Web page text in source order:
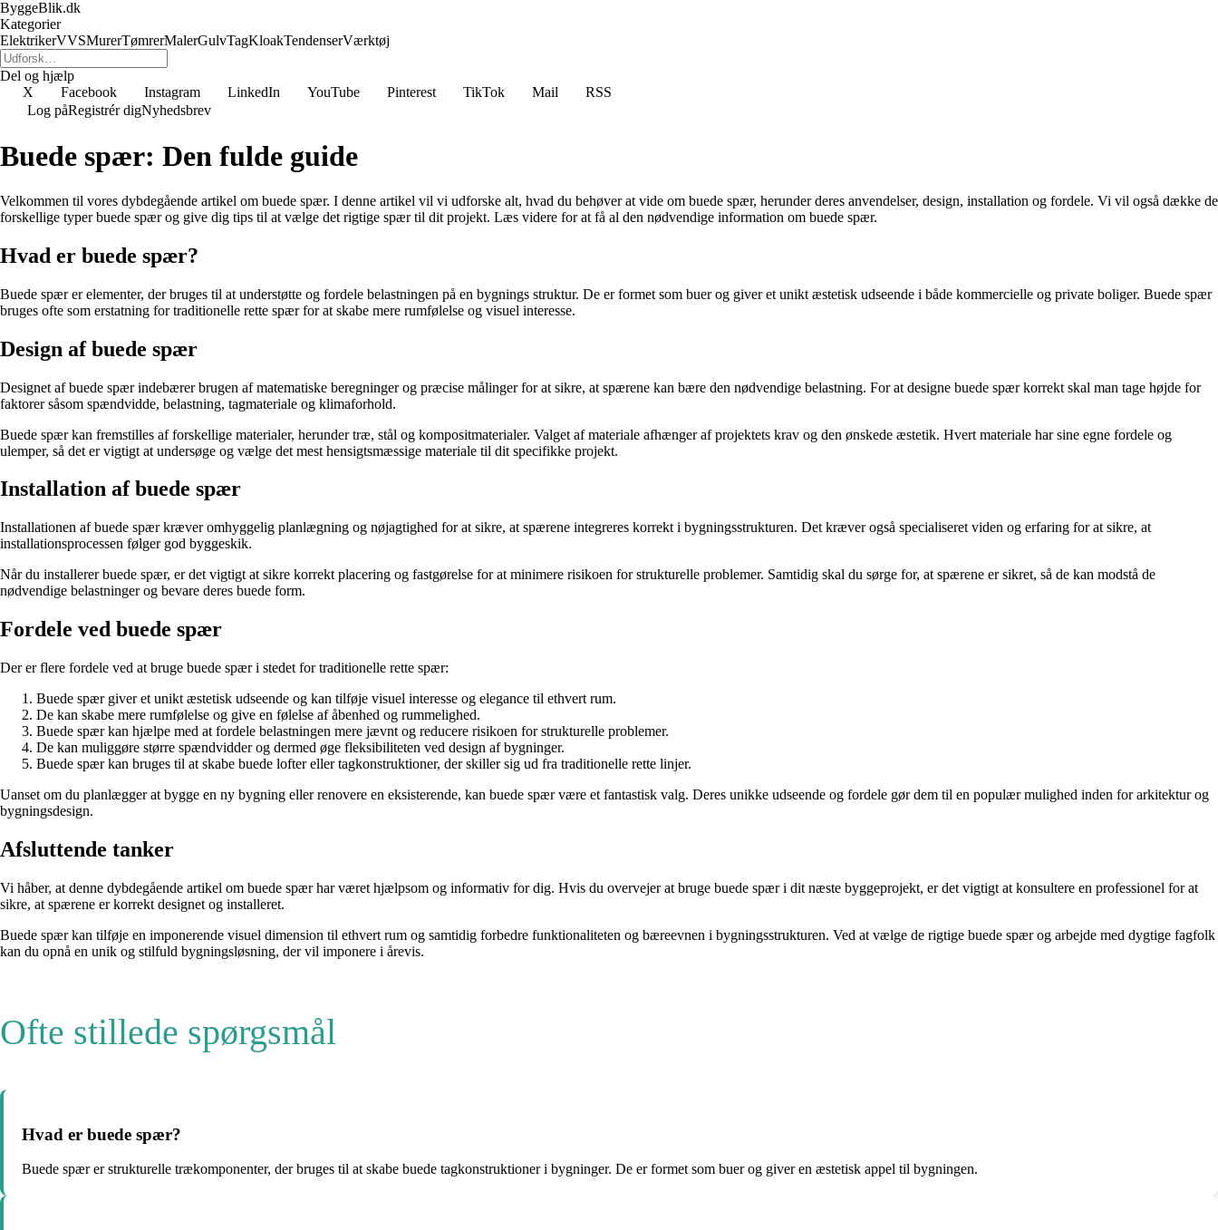
ByggeBlik.dk
Kategorier
ElektrikerVVSMurerTømrerMalerGulvTagKloakTendenserVærktøj
Del og hjælp
X
Facebook Instagram LinkedIn YouTube Pinterest TikTok Mail
RSS
Log påRegistrér digNyhedsbrev
Buede spær: Den fulde guide
Velkommen til vores dybdegående artikel om buede spær. I denne artikel vil vi udforske alt, hvad du behøver at vide om buede spær, herunder deres anvendelser, design, installation og fordele. Vi vil også dække de
forskellige typer buede spær og give dig tips til at vælge det rigtige spær til dit projekt. Læs videre for at få al den nødvendige information om buede spær.
Hvad er buede spær?
Buede spær er elementer, der bruges til at understøtte og fordele belastningen på en bygnings struktur. De er formet som buer og giver et unikt æstetisk udseende i både kommercielle og private boliger. Buede spær
bruges ofte som erstatning for traditionelle rette spær for at skabe mere rumfølelse og visuel interesse.
Design af buede spær
Designet af buede spær indebærer brugen af matematiske beregninger og præcise målinger for at sikre, at spærene kan bære den nødvendige belastning. For at designe buede spær korrekt skal man tage højde for
faktorer såsom spændvidde, belastning, tagmateriale og klimaforhold.
Buede spær kan fremstilles af forskellige materialer, herunder træ, stål og kompositmaterialer. Valget af materiale afhænger af projektets krav og den ønskede æstetik. Hvert materiale har sine egne fordele og
ulemper, så det er vigtigt at undersøge og vælge det mest hensigtsmæssige materiale til dit specifikke projekt.
Installation af buede spær
Installationen af buede spær kræver omhyggelig planlægning og nøjagtighed for at sikre, at spærene integreres korrekt i bygningsstrukturen. Det kræver også specialiseret viden og erfaring for at sikre, at
installationsprocessen følger god byggeskik.
Når du installerer buede spær, er det vigtigt at sikre korrekt placering og fastgørelse for at minimere risikoen for strukturelle problemer. Samtidig skal du sørge for, at spærene er sikret, så de kan modstå de
nødvendige belastninger og bevare deres buede form.
Fordele ved buede spær
Der er flere fordele ved at bruge buede spær i stedet for traditionelle rette spær:
Buede spær giver et unikt æstetisk udseende og kan tilføje visuel interesse og elegance til ethvert rum.
De kan skabe mere rumfølelse og give en følelse af åbenhed og rummelighed.
Buede spær kan hjælpe med at fordele belastningen mere jævnt og reducere risikoen for strukturelle problemer.
De kan muliggøre større spændvidder og dermed øge fleksibiliteten ved design af bygninger.
Buede spær kan bruges til at skabe buede lofter eller tagkonstruktioner, der skiller sig ud fra traditionelle rette linjer.
Uanset om du planlægger at bygge en ny bygning eller renovere en eksisterende, kan buede spær være et fantastisk valg. Deres unikke udseende og fordele gør dem til en populær mulighed inden for arkitektur og
bygningsdesign.
Afsluttende tanker
Vi håber, at denne dybdegående artikel om buede spær har været hjælpsom og informativ for dig. Hvis du overvejer at bruge buede spær i dit næste byggeprojekt, er det vigtigt at konsultere en professionel for at
sikre, at spærene er korrekt designet og installeret.
Buede spær kan tilføje en imponerende visuel dimension til ethvert rum og samtidig forbedre funktionaliteten og bæreevnen i bygningsstrukturen. Ved at vælge de rigtige buede spær og arbejde med dygtige fagfolk
kan du opnå en unik og stilfuld bygningsløsning, der vil imponere i årevis.
Ofte stillede spørgsmål
Hvad er buede spær?
Buede spær er strukturelle trækomponenter, der bruges til at skabe buede tagkonstruktioner i bygninger. De er formet som buer og giver en æstetisk appel til bygningen.